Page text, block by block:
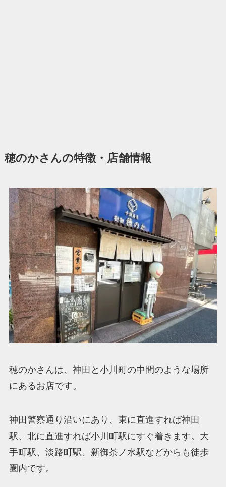
穂のかさんの特徴・店舗情報
穂のかさんは、神田と小川町の中間のような場所
にあるお店です。
神田警察通り沿いにあり、東に直進すれば神田
駅、北に直進すれば小川町駅にすぐ着きます。大
手町駅、淡路町駅、新御茶ノ水駅などからも徒歩
圏内です。